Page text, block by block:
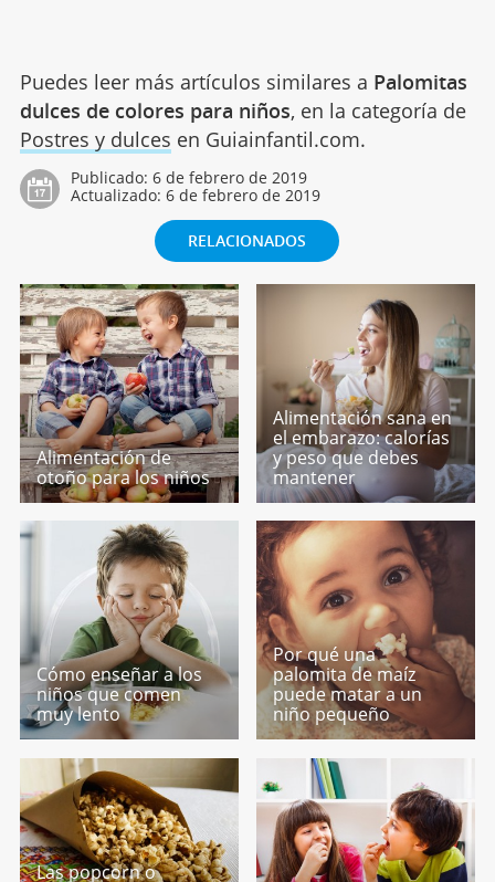
Puedes leer más artículos similares a Palomitas
dulces de colores para niños, en la categoría de
Postres y dulces en Guiainfantil.com.
Publicado: 6 de febrero de 2019
Actualizado: 6 de febrero de 2019
RELACIONADOS
Alimentación de
otoño para los niños
Alimentación sana en
el embarazo: calorías
y peso que debes
mantener
Cómo enseñar a los
niños que comen
muy lento
Por qué una
palomita de maíz
puede matar a un
niño pequeño
Las popcorn o